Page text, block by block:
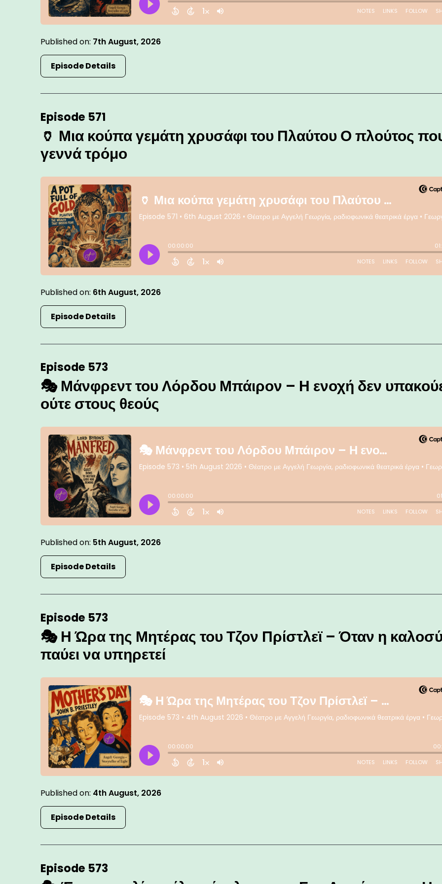
Published on: 7th August, 2026
Episode Details
Episode 571
🏺 Μια κούπα γεμάτη χρυσάφι του Πλαύτου Ο πλούτος
γεννά τρόμο
Published on: 6th August, 2026
Episode Details
Episode 573
🎭 Μάνφρεντ του Λόρδου Μπάιρον – Η ενοχή δεν
ούτε στους θεούς
Published on: 5th August, 2026
Episode Details
Episode 573
🎭 Η Ώρα της Μητέρας του Τζον Πρίστλεϊ – Όταν η
παύει να υπηρετεί
Published on: 4th August, 2026
Episode Details
Episode 573